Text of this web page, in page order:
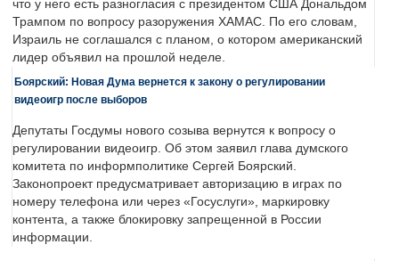
что у него есть разногласия с президентом США Дональдом
Трампом по вопросу разоружения ХАМАС. По его словам,
Израиль не соглашался с планом, о котором американский
лидер объявил на прошлой неделе.
Боярский: Новая Дума вернется к закону о регулировании
видеоигр после выборов
Депутаты Госдумы нового созыва вернутся к вопросу о
регулировании видеоигр. Об этом заявил глава думского
комитета по информполитике Сергей Боярский.
Законопроект предусматривает авторизацию в играх по
номеру телефона или через «Госуслуги», маркировку
контента, а также блокировку запрещенной в России
информации.